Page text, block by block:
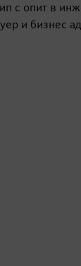
с опит в
и бизнес